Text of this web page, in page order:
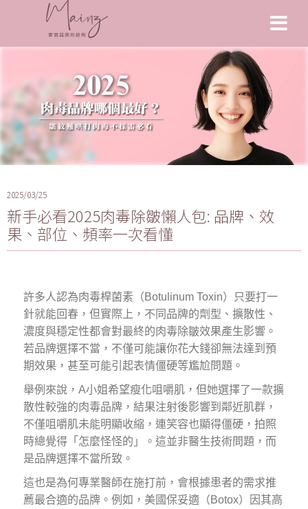
2025/03/25
新手必看2025肉毒除皺懶人包: 品牌、效
果、部位、頻率一次看懂
許多人認為肉毒桿菌素（Botulinum Toxin）只要打一
針就能回春，但實際上，不同品牌的劑型、擴散性、
濃度與穩定性都會對最終的肉毒除皺效果產生影響。
若品牌選擇不當，不僅可能讓你花大錢卻無法達到預
期效果，甚至可能引起表情僵硬等尷尬問題。
舉例來說，A小姐希望瘦化咀嚼肌，但她選擇了一款擴
散性較強的肉毒品牌，結果注射後影響到鄰近肌群，
不僅咀嚼肌未能明顯收縮，連笑容也顯得僵硬，拍照
時總覺得「怎麼怪怪的」。這並非醫生技術問題，而
是品牌選擇不當所致。
這也是為何專業醫師在施打前，會根據患者的需求推
薦最合適的品牌。例如，美國保妥適（Botox）因其高